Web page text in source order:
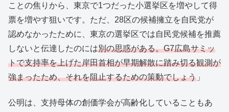
ことの焦りから、東京で1つだった小選挙区を増やして得
票を増やす狙いです。ただ、28区の候補擁立を自民党が
認めなかったために、東京の選挙区では自民党候補を推薦
しないと伝達したのには別の思惑がある。G7広島サミッ
トで支持率を上げた岸田首相が早期解散に踏み切る観測が
強まったため、それを阻止するための策動でしょう 」
公明は、支持母体の創価学会が高齢化していることもあ